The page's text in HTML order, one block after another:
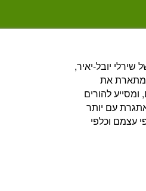
יובל-יאיר,
את
להורים
עם יותר
עצמם וכלפי